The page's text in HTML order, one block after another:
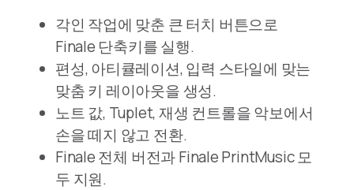
각인 작업에 맞춘 큰 터치 버튼으로
Finale 단축키를 실행.
편성, 아티큘레이션, 입력 스타일에 맞는
맞춤 키 레이아웃을 생성.
노트 값, Tuplet, 재생 컨트롤을 악보에서
손을 떼지 않고 전환.
Finale 전체 버전과 Finale PrintMusic 모
두 지원.